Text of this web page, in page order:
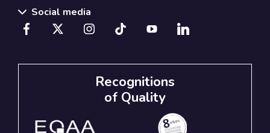
Social media
Recognitions
of Quality